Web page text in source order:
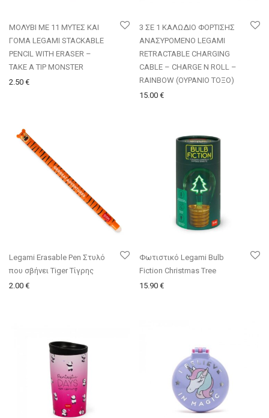
ΜΟΛΥΒΙ ΜΕ 11 ΜΥΤΕΣ ΚΑΙ
ΓΟΜΑ LEGAMI STACKABLE
PENCIL WITH ERASER –
TAKE A TIP MONSTER
2.50 €
3 ΣΕ 1 ΚΑΛΩΔΙΟ ΦΟΡΤΙΣΗΣ
ΑΝΑΣΥΡΟΜΕΝΟ LEGAMI
RETRACTABLE CHARGING
CABLE – CHARGE N ROLL –
RAINBOW (ΟΥΡΑΝΙΟ ΤΟΞΟ)
15.00 €
Legami Erasable Pen Στυλό
που σβήνει Tiger Τίγρης
2.00 €
Φωτιστικό Legami Bulb
Fiction Christmas Tree
15.90 €